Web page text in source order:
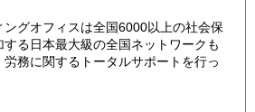
ングオフィスは全国6000以上の社会保
る日本最大級の全国ネットワークも
務に関するトータルサポートを行っ